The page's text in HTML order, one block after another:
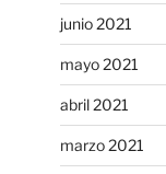
junio 2021
mayo 2021
abril 2021
marzo 2021